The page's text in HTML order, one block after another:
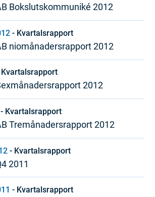
Bokslutskommuniké 2012
- Kvartalsrapport
niomånadersrapport 2012
Kvartalsrapport
2012
- Kvartalsrapport
Tremånadersrapport 2012
- Kvartalsrapport
2011
- Kvartalsrapport